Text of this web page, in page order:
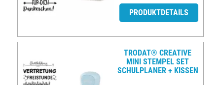
PRODUKTDETAILS
TRODAT® CREATIVE
MINI STEMPEL SET
SCHULPLANER + KISSEN